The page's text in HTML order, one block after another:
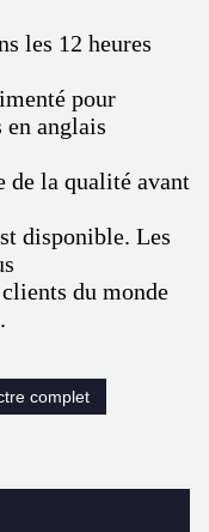
les 12 heures
pour
en anglais
de la qualité avant
disponible. Les
du monde
complet